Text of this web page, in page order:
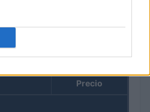
Precio